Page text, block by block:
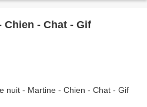
Chien - Chat - Gif